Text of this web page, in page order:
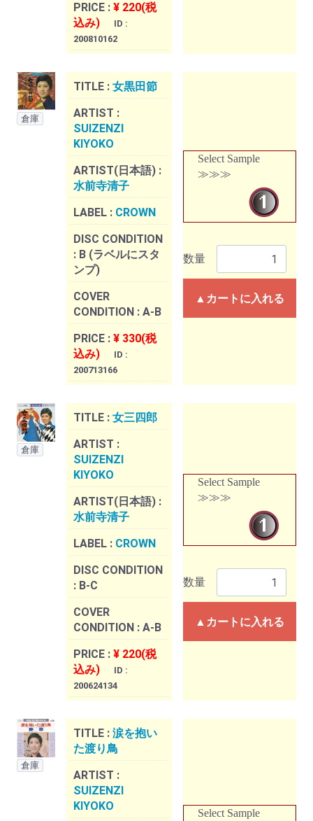
PRICE : ¥ 220(税
込み)
ID :
200810162
倉庫
TITLE : 女黒田節
ARTIST :
SUIZENZI
KIYOKO
ARTIST(日本語) :
水前寺清子
LABEL : CROWN
DISC CONDITION
: B (ラベルにスタ
ンプ)
COVER
CONDITION : A-B
PRICE : ¥ 330(税
込み)
ID :
200713166
Select Sample
≫≫≫
数量
▲カートに入れる
倉庫
TITLE : 女三四郎
ARTIST :
SUIZENZI
KIYOKO
ARTIST(日本語) :
水前寺清子
LABEL : CROWN
DISC CONDITION
: B-C
COVER
CONDITION : A-B
PRICE : ¥ 220(税
込み)
ID :
200624134
Select Sample
≫≫≫
数量
▲カートに入れる
倉庫
TITLE : 涙を抱い
た渡り鳥
ARTIST :
SUIZENZI
KIYOKO
Select Sample